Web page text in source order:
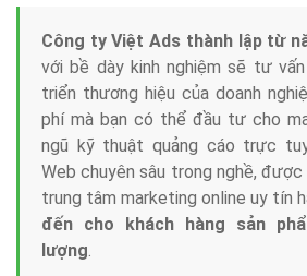
Công ty Việt Ads thành lập từ
với bề dày kinh nghiệm sẽ tư
triển thương hiệu của doanh
phí mà bạn có thể đầu tư cho
ngũ kỹ thuật quảng cáo trực
Web chuyên sâu trong nghề,
trung tâm marketing online uy tín
đến cho khách hàng sản
lượng.